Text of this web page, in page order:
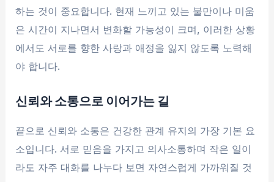
하는 것이 중요합니다. 현재 느끼고 있는 불만이나 미움
은 시간이 지나면서 변화할 가능성이 크며, 이러한 상황
에서도 서로를 향한 사랑과 애정을 잃지 않도록 노력해
야 합니다.
신뢰와 소통으로 이어가는 길
끝으로 신뢰와 소통은 건강한 관계 유지의 가장 기본 요
소입니다. 서로 믿음을 가지고 의사소통하며 작은 일이
라도 자주 대화를 나누다 보면 자연스럽게 가까워질 것